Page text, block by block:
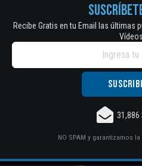
Recibe Gratis en tu Email las últimas
NO SPAM y garantizamos la